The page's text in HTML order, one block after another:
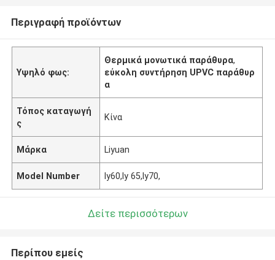
Περιγραφή προϊόντων
Υψηλό φως:
Θερμικά μονωτικά παράθυρα,
εύκολη συντήρηση UPVC παράθυρ
α
Τόπος καταγωγή
ς
Κίνα
Μάρκα Liyuan
Model Number ly60,ly 65,ly70,
Δείτε περισσότερων
Περίπου εμείς